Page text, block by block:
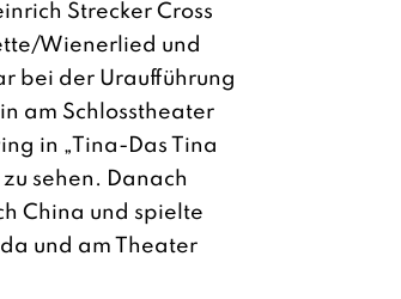
Strecker Cross
Wienerlied und
bei der Uraufführung
am Schlosstheater
in „Tina-Das Tina
sehen. Danach
China und spielte
und am Theater